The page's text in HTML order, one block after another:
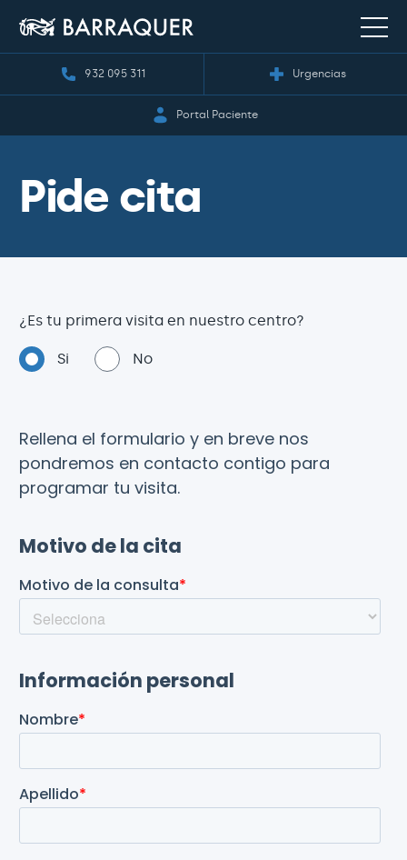
932 095 311 Urgencias
Portal Paciente
Pide cita
¿Es tu primera visita en nuestro centro?
Si No